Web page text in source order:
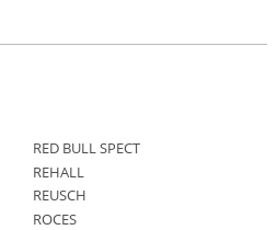
RED BULL SPECT
REHALL
REUSCH
ROCES